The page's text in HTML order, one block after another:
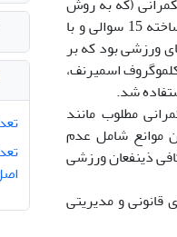
هدفمند و گلوله برفی انتخاب شدند) انجام شد و در فاز کمی با استفاده از پرسشنامه محقق ساخته 15 سوالی و با
فدراسیون های ورزشی بود که بر
اسمیرنف،
مطلوب مانند
موانع شامل عدم
ذینفعان ورزشی
قانونی و مدیریتی